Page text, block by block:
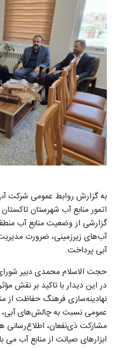
به گزارش روابط عمومی شرکت
اتمور منابع آب شهرستان
گزارشی از وضعیت منابع آب
آب‌های زیرزمینی، ضرورت
آبی پرداخت.
حجت الاسلام محمدی دبیر
در این دیدار با تاکید بر نقش
نهادینه‌سازی فرهنگ حفاظت از
عمومی نسبت به چالش‌های
مشارکت ذی‌نفعان، اطلاع‌رسانی
ابزارهای صیانت از منابع آب می